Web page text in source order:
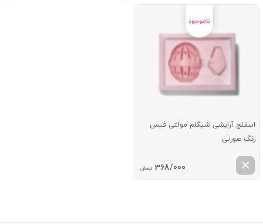
اسفنج آرایشی شیگلم مولتی فیس
رنگ صورتی
368/000 تومان